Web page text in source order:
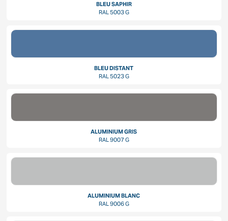
BLEU SAPHIR
RAL 5003 G
BLEU DISTANT
RAL 5023 G
ALUMINIUM GRIS
RAL 9007 G
ALUMINIUM BLANC
RAL 9006 G